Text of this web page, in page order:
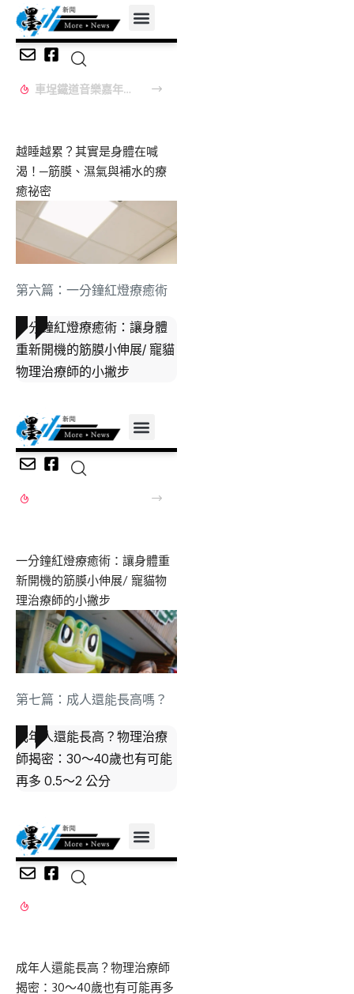
第六篇：一分鐘紅燈療癒術
一分鐘紅燈療癒術：讓身體
重新開機的筋膜小伸展/ 寵貓
物理治療師的小撇步
第七篇：成人還能長高嗎？
成年人還能長高？物理治療
師揭密：30～40歲也有可能
再多 0.5～2 公分